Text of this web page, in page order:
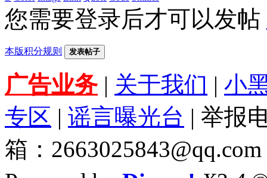
您需要登录后才可以发帖
本版积分规则 发表帖子
广告业务| 关于我们 | 小
专区 | 谣言曝光台 | 举报
箱：2663025843@qq.com